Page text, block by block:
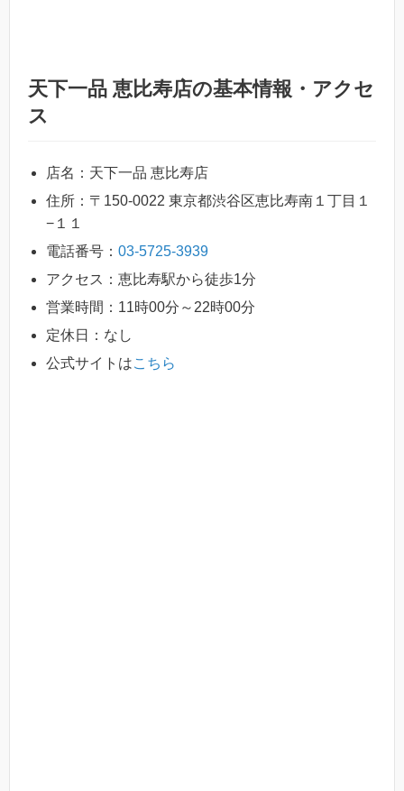
天下一品 恵比寿店の基本情報・アクセ
ス
店名：天下一品 恵比寿店
住所：〒150-0022 東京都渋谷区恵比寿南１丁目１
−１１
電話番号： 03-5725-3939
アクセス：恵比寿駅から徒歩1分
営業時間：11時00分～22時00分
定休日：なし
公式サイトはこちら